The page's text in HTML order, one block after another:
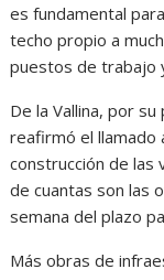
es fundamental
techo propio a
puestos de trabajo
De la Vallina, por
reafirmó el llamado
construcción de las
de cuantas son las
semana del plazo
Más obras de